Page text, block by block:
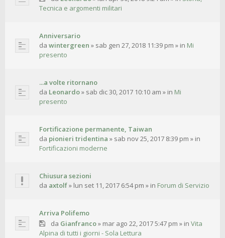
Tecnica e argomenti militari
Anniversario
da wintergreen » sab gen 27, 2018 11:39 pm » in Mi
presento
...a volte ritornano
da Leonardo» sab dic 30, 2017 10:10 am » in Mi
presento
Fortificazione permanente, Taiwan
da pionieri tridentina » sab nov 25, 2017 8:39 pm » in
Fortificazioni moderne
Chiusura sezioni
da axtolf» lun set 11, 2017 6:54 pm » in Forum di Servizio
Arriva Polifemo
da Gianfranco» mar ago 22, 2017 5:47 pm » in Vita
Alpina di tutti i giorni - Sola Lettura